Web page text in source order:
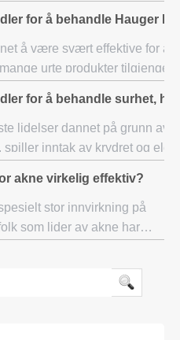
for å behandle Hauger
å være svært effektive for å
urte produkter
for å behandle surhet,
lidelser dannet på grunn av
spiller inntak av krydret og
akne virkelig effektiv?
stor innvirkning på
som lider av akne har